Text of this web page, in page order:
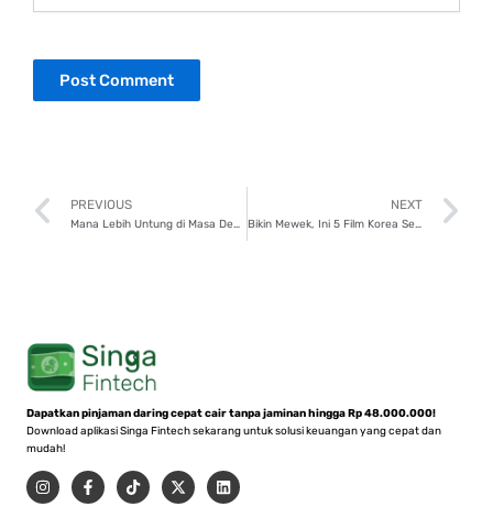
Prev
PREVIOUS
Mana Lebih Untung di Masa Depan, Beli atau Bangun Rumah?
NEXT
Bikin Mewek, Ini 5 Film Korea Sedih Tentang Keluarga yang Mengharukan!
Dapatkan pinjaman daring cepat cair tanpa jaminan hingga Rp 48.000.000!
Download aplikasi Singa Fintech sekarang untuk solusi keuangan yang cepat dan
mudah!
I
n
s
F
a
c
T
i
k
X
-
t
L
i
n